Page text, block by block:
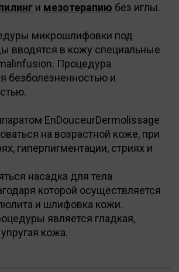
и мезотерапию без иглы.
микрошлифовки под
вводятся в кожу специальные
Процедура
безболезненностью и
EnDouceurDermolissage
на возрастной коже, при
гиперпигментации, стриях и
насадка для тела
которой осуществляется
и шлифовка кожи.
является гладкая,
кожа.